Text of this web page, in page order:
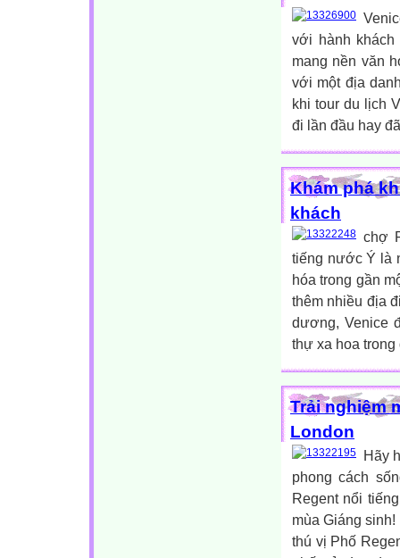
với hành
mang nền văn
với một địa
khi tour du lịch
đi lần đầu hay
Khám phá
khách
chợ
tiếng nước Ý là
hóa trong gần
thêm nhiều địa
dương, Venice
thự xa hoa
Trải nghiệm
London
Hãy
phong cách
Regent nổi
mùa Giáng
thú vị Phố